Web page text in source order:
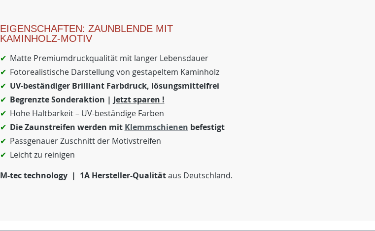
EIGENSCHAFTEN: ZAUNBLENDE MIT
KAMINHOLZ-MOTIV
Matte Premiumdruckqualität mit langer Lebensdauer
Fotorealistische Darstellung von gestapeltem Kaminholz
UV-beständiger Brilliant Farbdruck, lösungsmittelfrei
Begrenzte Sonderaktion | Jetzt sparen !
Hohe Haltbarkeit – UV-beständige Farben
Die Zaunstreifen werden mit Klemmschienen befestigt
Passgenauer Zuschnitt der Motivstreifen
Leicht zu reinigen
M-tec technology | 1A Hersteller-Qualitätaus Deutschland.